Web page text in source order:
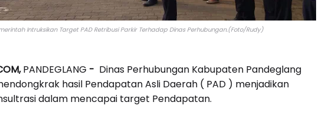
Intruksikan Target PAD Retribusi Parkir Terhadap Dinas Perhubungan.(Foto/Rudy)
PANDEGLANG - Dinas Perhubungan Kabupaten Pandeglang
hasil Pendapatan Asli Daerah ( PAD ) menjadikan
dalam mencapai target Pendapatan.